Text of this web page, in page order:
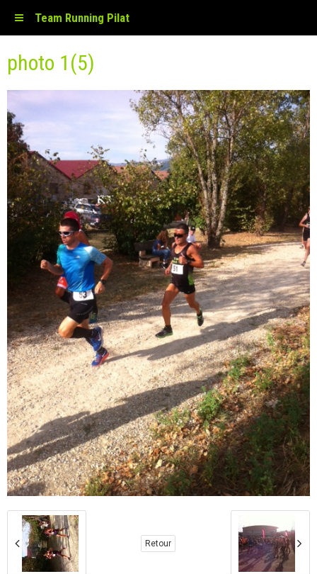
Team Running Pilat
photo 1(5)
Retour